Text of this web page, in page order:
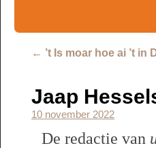
← ’t Is moar hoe ai ’t in
Jaap
10 november 2022
De redactie van